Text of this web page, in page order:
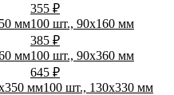
355 ₽
мм100 шт., 90х160 мм
385 ₽
мм100 шт., 90х360 мм
645 ₽
мм100 шт., 130х330 мм